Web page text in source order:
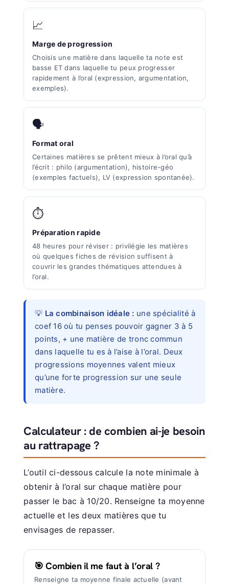
📈
Marge de progression
Choisis une matière dans laquelle ta note est
basse ET dans laquelle tu peux progresser
rapidement à l’oral (expression, argumentation,
exemples).
🗣️
Format oral
Certaines matières se prêtent mieux à l’oral qu’à
l’écrit : philo (argumentation), histoire-géo
(exemples factuels), LV (expression spontanée).
⏱️
Préparation rapide
48 heures pour réviser : privilégie les matières
où quelques fiches de révision suffisent à
couvrir les grandes thématiques attendues à
l’oral.
💡 La combinaison idéale : une spécialité à
coef 16 où tu penses pouvoir gagner 3 à 5
points, + une matière de tronc commun
dans laquelle tu es à l’aise à l’oral. Deux
progressions moyennes valent mieux
qu’une forte progression sur une seule
matière.
Calculateur : de combien ai-je besoin
au rattrapage ?
L’outil ci-dessous calcule la note minimale à
obtenir à l’oral sur chaque matière pour
passer le bac à 10/20. Renseigne ta moyenne
actuelle et les deux matières que tu
envisages de repasser.
🎯 Combien il me faut à l’oral ?
Renseigne ta moyenne finale actuelle (avant